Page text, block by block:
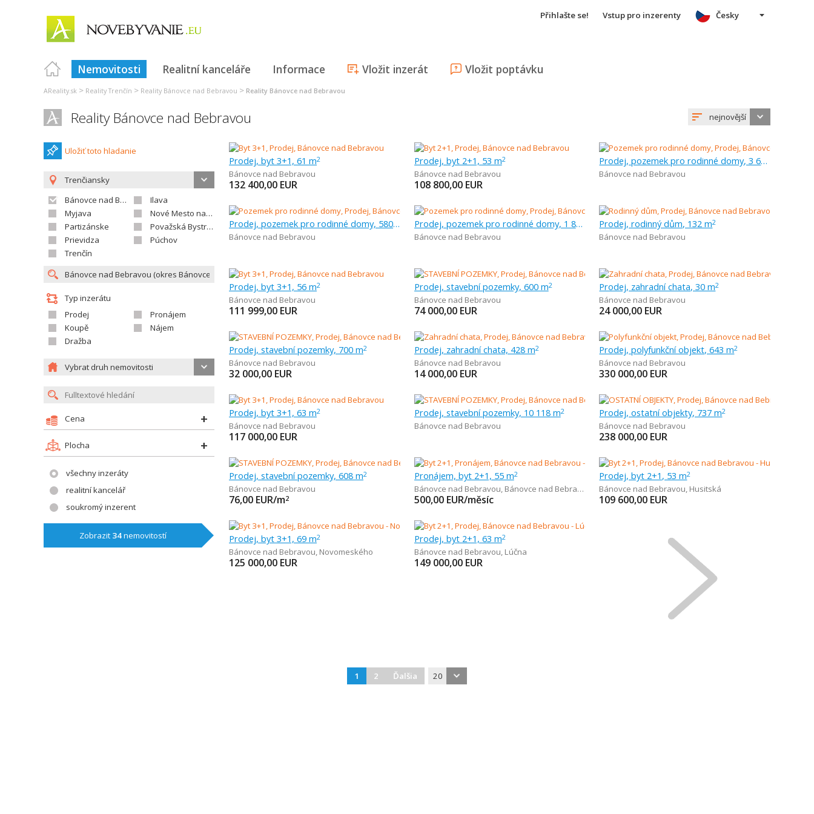
Přihlašte se! Vstup pro inzerenty
Nemovitosti Realitní kanceláře Informace Vložit inzerát Vložit poptávku
Česky
AReality.sk > Reality Trenčín > Reality Bánovce nad Bebravou > Reality Bánovce nad Bebravou
Reality Bánovce nad Bebravou nejnovější
Uložiť toto hladanie
Trenčiansky
Bánovce nad Bebravou
Ilava
Myjava
Nové Mesto nad Váhom
Partizánske
Považská Bystrica
Prievidza
Púchov
Trenčín
Typ inzerátu
Prodej
Pronájem
Koupě
Nájem
Dražba
Vybrat druh nemovitosti
Cena
Plocha
všechny inzeráty
realitní kancelář
soukromý inzerent
Zobrazit 34nemovitostí
Prodej, byt 3+1, 61 m2
Bánovce nad Bebravou
132 400,00 EUR
Prodej, byt 2+1, 53 m2
Bánovce nad Bebravou
108 800,00 EUR
Prodej, pozemek pro rodinné domy, 3 630 m
Bánovce nad Bebravou
Prodej, pozemek pro rodinné domy, 580 m
Bánovce nad Bebravou
Prodej, pozemek pro rodinné domy, 1 815 m
Bánovce nad Bebravou
Prodej, rodinný dům, 132 m2
Bánovce nad Bebravou
Prodej, byt 3+1, 56 m2
Bánovce nad Bebravou
111 999,00 EUR
Prodej, stavební pozemky, 600 m2
Bánovce nad Bebravou
74 000,00 EUR
Prodej, zahradní chata, 30 m2
Bánovce nad Bebravou
24 000,00 EUR
Prodej, stavební pozemky, 700 m2
Bánovce nad Bebravou
32 000,00 EUR
Prodej, zahradní chata, 428 m2
Bánovce nad Bebravou
14 000,00 EUR
Prodej, polyfunkční objekt, 643 m2
Bánovce nad Bebravou
330 000,00 EUR
Prodej, byt 3+1, 63 m2
Bánovce nad Bebravou
117 000,00 EUR
Prodej, stavební pozemky, 10 118 m2
Bánovce nad Bebravou
Prodej, ostatní objekty, 737 m2
Bánovce nad Bebravou
238 000,00 EUR
Prodej, stavební pozemky, 608 m2
Bánovce nad Bebravou
76,00 EUR/m2
Pronájem, byt 2+1, 55 m2
Bánovce nad Bebravou, Bánovce nad Bebravou
500,00 EUR/měsíc
Prodej, byt 2+1, 53 m2
Bánovce nad Bebravou, Husitská
109 600,00 EUR
Prodej, byt 3+1, 69 m2
Bánovce nad Bebravou, Novomeského
125 000,00 EUR
Prodej, byt 2+1, 63 m2
Bánovce nad Bebravou, Lúčna
149 000,00 EUR
1 2 Ďalšia 20